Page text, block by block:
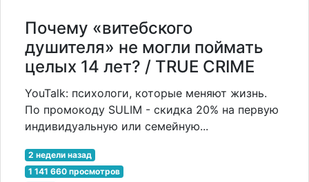
Почему «витебского
душителя» не могли поймать
целых 14 лет? / TRUE CRIME
YouTalk: психологи, которые меняют жизнь.
По промокоду SULIM - скидка 20% на первую
индивидуальную или семейную...
2 недели назад
1 141 660 просмотров